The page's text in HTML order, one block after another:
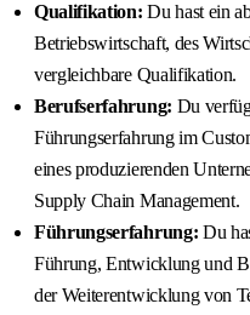
Qualifikation: Du hast ein
Betriebswirtschaft, des
vergleichbare Qualifikation.
Berufserfahrung: Du
Führungserfahrung im
eines produzierenden
Supply Chain Management.
Führungserfahrung: Du
Führung, Entwicklung und
der Weiterentwicklung von